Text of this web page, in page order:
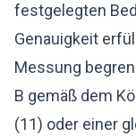
festgelegten
Genauigkeit
Messung
B gemäß dem
(11) oder einer